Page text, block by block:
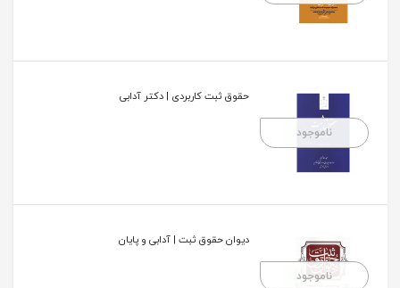
ناموجود
حقوق ثبت کاربردی | دکتر آدابی
ناموجود
دیوان حقوق ثبت | آدابی و پایان